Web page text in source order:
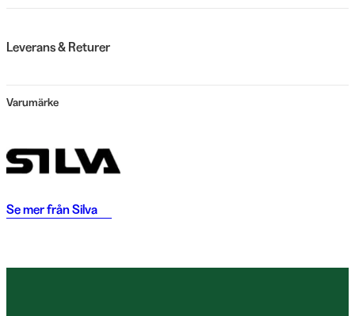
Leverans & Returer
Varumärke
Se mer frånSilva